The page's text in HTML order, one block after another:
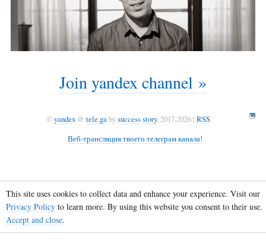
Join yandex channel »
©yandex@ tele.gabysuccess story, 2017-2026 | RSS
Веб-трансляция твоего телеграм канала!
This site uses cookies to collect data and enhance your experience. Visit our
Privacy Policy to learn more. By using this website you consent to their use.
Accept and close.